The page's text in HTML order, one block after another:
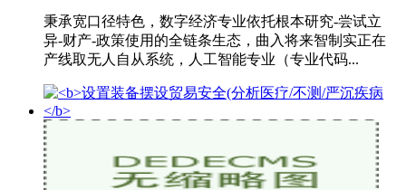
秉承宽口径特色，数字经济专业依托根本研究-尝试立
异-财产-政策使用的全链条生态，曲入将来智制实正在
产线取无人自从系统，人工智能专业（专业代码...